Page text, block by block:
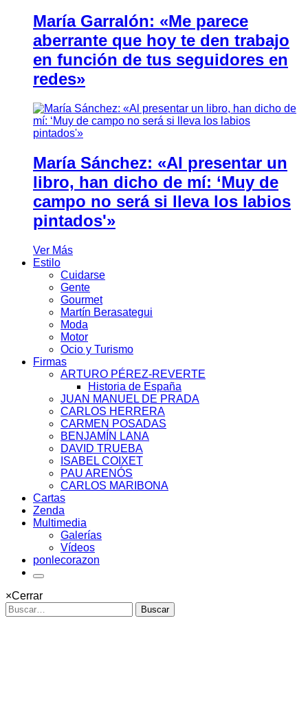
María Garralón: «Me parece
aberrante que hoy te den trabajo
en función de tus seguidores en
redes»
María Sánchez: «Al presentar un
libro, han dicho de mí: ‘Muy de
campo no será si lleva los labios
pintados'»
Ver Más
Estilo
Cuidarse
Gente
Gourmet
Martín Berasategui
Moda
Motor
Ocio y Turismo
Firmas
ARTURO PÉREZ-REVERTE
Historia de España
JUAN MANUEL DE PRADA
CARLOS HERRERA
CARMEN POSADAS
BENJAMÍN LANA
DAVID TRUEBA
ISABEL COIXET
PAU ARENÓS
CARLOS MARIBONA
Cartas
Zenda
Multimedia
Galerías
Vídeos
ponlecorazon
×Cerrar
Buscar